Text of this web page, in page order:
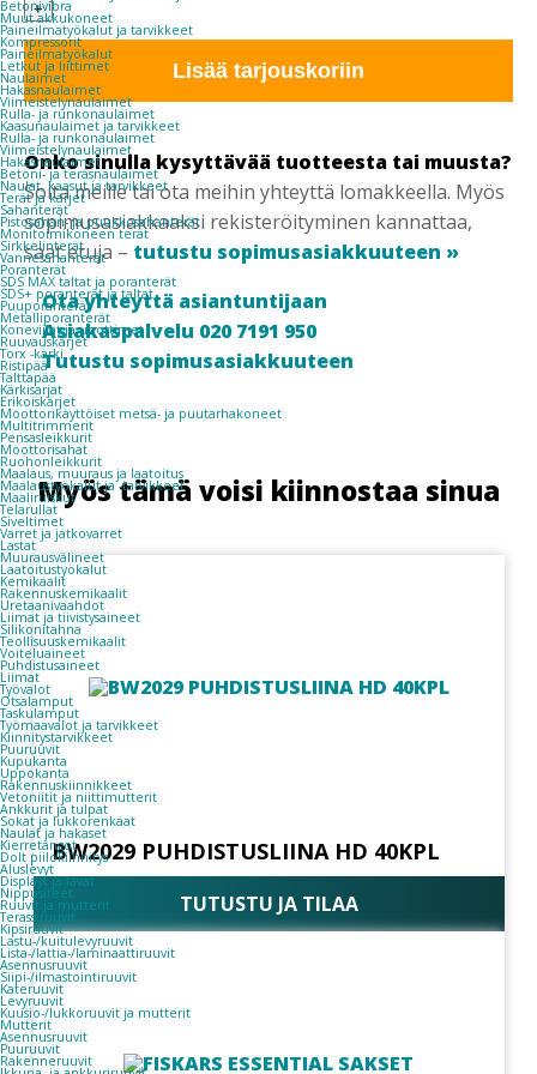
Betonivibra
Muut akkukoneet
Paineilmatyökalut ja tarvikkeet
Kompressorit
Paineilmatyökalut
Letkut ja liittimet
Naulaimet
Hakasnaulaimet
Viimeistelynaulaimet
Rulla- ja runkonaulaimet
Kaasunaulaimet ja tarvikkeet
Rulla- ja runkonaulaimet
Viimeistelynaulaimet
Hakasnaulaimet
Betoni- ja teräsnaulaimet
Naulat, kaasut ja tarvikkeet
Terät ja kärjet
Sahanterät
Pistosahan- ja puukkosahanterät
Monitoimikoneen terät
Sirkkelinterät
Vannesahanterät
Poranterät
SDS MAX taltat ja poranterät
SDS+ poranterät ja taltat
Puuporanterät
Metalliporanterät
Koneviilat ja upottimet
Ruuvauskärjet
Torx -kärki
Ristipää
Talttapää
Kärkisarjat
Erikoiskärjet
Moottorikäyttöiset metsä- ja puutarhakoneet
Multitrimmerit
Pensasleikkurit
Moottorisahat
Ruohonleikkurit
Maalaus, muuraus ja laatoitus
Maalaustyökalut ja -tarvikkeet
Maaliruiskut
Telarullat
Siveltimet
Varret ja jatkovarret
Lastat
Muurausvälineet
Laatoitustyökalut
Kemikaalit
Rakennuskemikaalit
Uretaanivaahdot
Liimat ja tiivistysaineet
Silikonitahna
Teollisuuskemikaalit
Voiteluaineet
Puhdistusaineet
Liimat
Työvalot
Otsalamput
Taskulamput
Työmaavalot ja tarvikkeet
Kiinnitys­tarvikkeet
Puuruuvit
Kupukanta
Uppokanta
Rakennuskiinnikkeet
Vetoniitit ja niittimutterit
Ankkurit ja tulpat
Sokat ja lukkorenkaat
Naulat ja hakaset
Kierretangot
Dolt piilokiinnitys
Aluslevyt
Displayt ja lavat
Nippusiteet
Ruuvit ja mutterit
Terassiruuvit
Kipsiruuvit
Lastu-/kuitulevyruuvit
Lista-/lattia-/laminaattiruuvit
Asennusruuvit
Siipi-/ilmastointiruuvit
Kateruuvit
Levyruuvit
Kuusio-/lukkoruuvit ja mutterit
Mutterit
Asennusruuvit
Puuruuvit
Rakenneruuvit
210G
PIEZO
KIE
määrä
+
Lisää tarjouskoriin
Onko sinulla kysyttävää tuotteesta tai muusta?
Soita meille tai ota meihin yhteyttä lomakkeella. Myös
sopimusasiakkaaksi rekisteröityminen kannattaa,
saat etuja – tutustu sopimusasiakkuuteen »
Ota yhteyttä asiantuntijaan
Asiakaspalvelu 020 7191 950
Tutustu sopimusasiakkuuteen
Myös tämä voisi kiinnostaa sinua
BW2029 PUHDISTUSLIINA HD 40KPL
TUTUSTU JA TILAA